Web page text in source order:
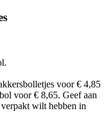
voor € 4,85
voor € 8,65. Geef aan
wilt hebben in